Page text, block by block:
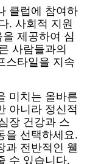
클럽에 참여하
. 사회적 지원
제공하여 심
사람들과의
스타일을 지속
미치는 올바른
아니라 정신적
장 건강과 스
을 선택하세요.
과 전반적인 웰
수 있습니다.